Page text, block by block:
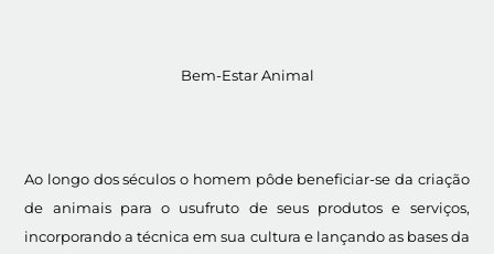
Bem-Estar Animal
Ao longo dos séculos o homem pôde beneficiar-se da criação
de animais para o usufruto de seus produtos e serviços,
incorporando a técnica em sua cultura e lançando as bases da